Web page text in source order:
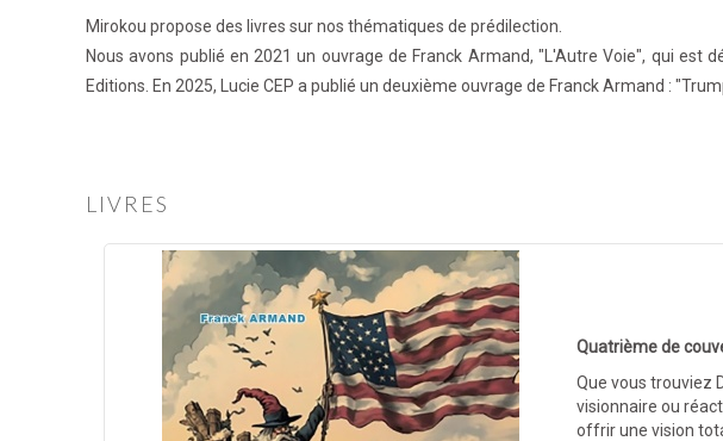
Mirokou propose des livres sur nos thématiques de prédilection.
Nous avons publié en 2021 un ouvrage de Franck Armand, "L'Autre Voie", qui est
Editions. En 2025, Lucie CEP a publié un deuxième ouvrage de Franck Armand :
LIVRES
Quatrième de
Que vous trouviez
visionnaire ou
offrir une vision